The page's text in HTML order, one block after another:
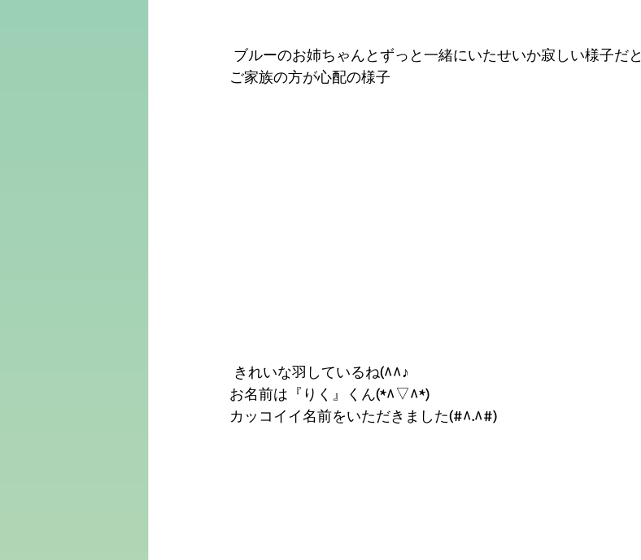
ブルーのお姉ちゃんとずっと一緒にいたせいか寂しい様子だと
ご家族の方が心配の様子
きれいな羽しているね(^^♪
お名前は『りく』くん(*^▽^*)
カッコイイ名前をいただきました(#^.^#)